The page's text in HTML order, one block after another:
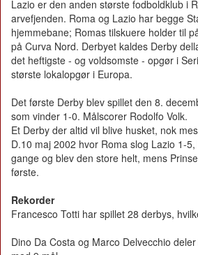
Lazio er den anden største fodboldklub i
arvefjenden. Roma og Lazio har begge
hjemmebane; Romas tilskuere holder til
på Curva Nord. Derbyet kaldes Derby
det heftigste - og voldsomste - opgør i
største lokalopgør i Europa.
Det første Derby blev spillet den 8.
som vinder 1-0. Målscorer Rodolfo Volk.
Et Derby der altid vil blive husket, nok
D.10 maj 2002 hvor Roma slog Lazio 1-
gange og blev den store helt, mens
første.
Rekorder
Francesco Totti har spillet 28 derbys,
Dino Da Costa og Marco Delvecchio